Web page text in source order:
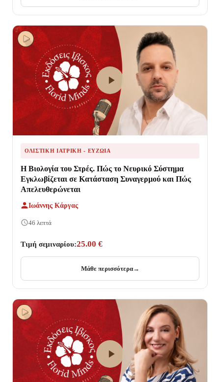
ΟΛΙΣΤΙΚΉ ΙΑΤΡΙΚΉ - ΕΥΖΩΊΑ
Η Βιολογία του Στρές. Πώς το Νευρικό Σύστημα
Εγκλωβίζεται σε Κατάσταση Συναγερμού και Πώς
Απελευθερώνεται
Ιωάννης Κάργας
46 λεπτά
Τιμή σεμιναρίου:25.00 €
Μάθε περισσότερα→